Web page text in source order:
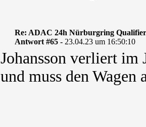
Re: ADAC 24h Nürburgring
Antwort #65 - 23.04.23 um 16:50:10
Johansson verliert
und muss den Wagen